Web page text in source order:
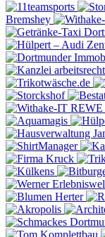
Bremshey
REWE